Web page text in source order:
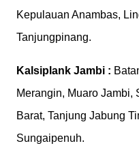
Kepulauan Anambas,
Tanjungpinang.
Kalsiplank Jambi :
Merangin, Muaro Jambi,
Barat, Tanjung Jabung
Sungaipenuh.